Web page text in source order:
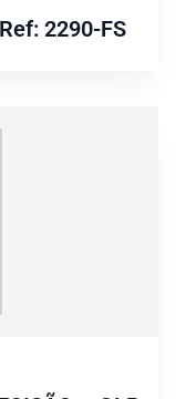
2290-FS